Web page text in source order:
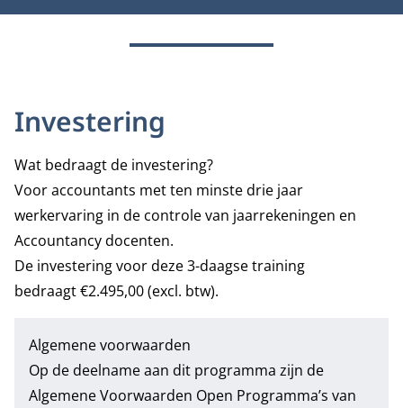
Investering
Wat bedraagt de investering?
Voor accountants met ten minste drie jaar
werkervaring in de controle van jaarrekeningen en
Accountancy docenten.
De investering voor deze 3-daagse training
bedraagt €2.495,00 (excl. btw).
Algemene voorwaarden
Op de deelname aan dit programma zijn de
Algemene Voorwaarden Open Programma’s van